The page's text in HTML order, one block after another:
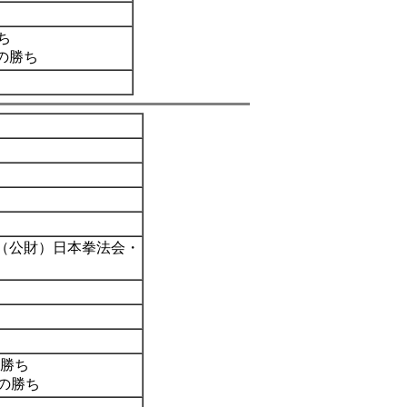
勝ち
財）日本拳法会・
ち
勝ち